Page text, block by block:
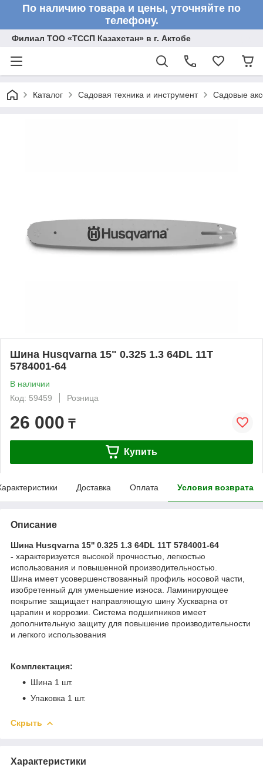
По наличию товара и цены, уточняйте по
телефону.
Филиал ТОО «ТССП Казахстан» в г. Актобе
Каталог Садовая техника и инструмент Садовые
Шина Husqvarna 15" 0.325 1.3 64DL 11T
5784001-64
В наличии
Код: 59459
Розница
26 000 ₸
Купить
Доставка Оплата Условия возврата
Описание
Шина Husqvarna 15'' 0.325 1.3 64DL 11T 5784001-64
- характеризуется высокой прочностью, легкостью
использования и повышенной производительностью.
Шина имеет усовершенствованный профиль носовой части,
изобретенный для уменьшение износа. Ламинирующее
покрытие защищает направляющую шину Хускварна от
царапин и коррозии. Система подшипников имеет
дополнительную защиту для повышение производительности
и легкого использования
Комплектация:
Шина 1 шт.
Упаковка 1 шт.
Скрыть
Характеристики